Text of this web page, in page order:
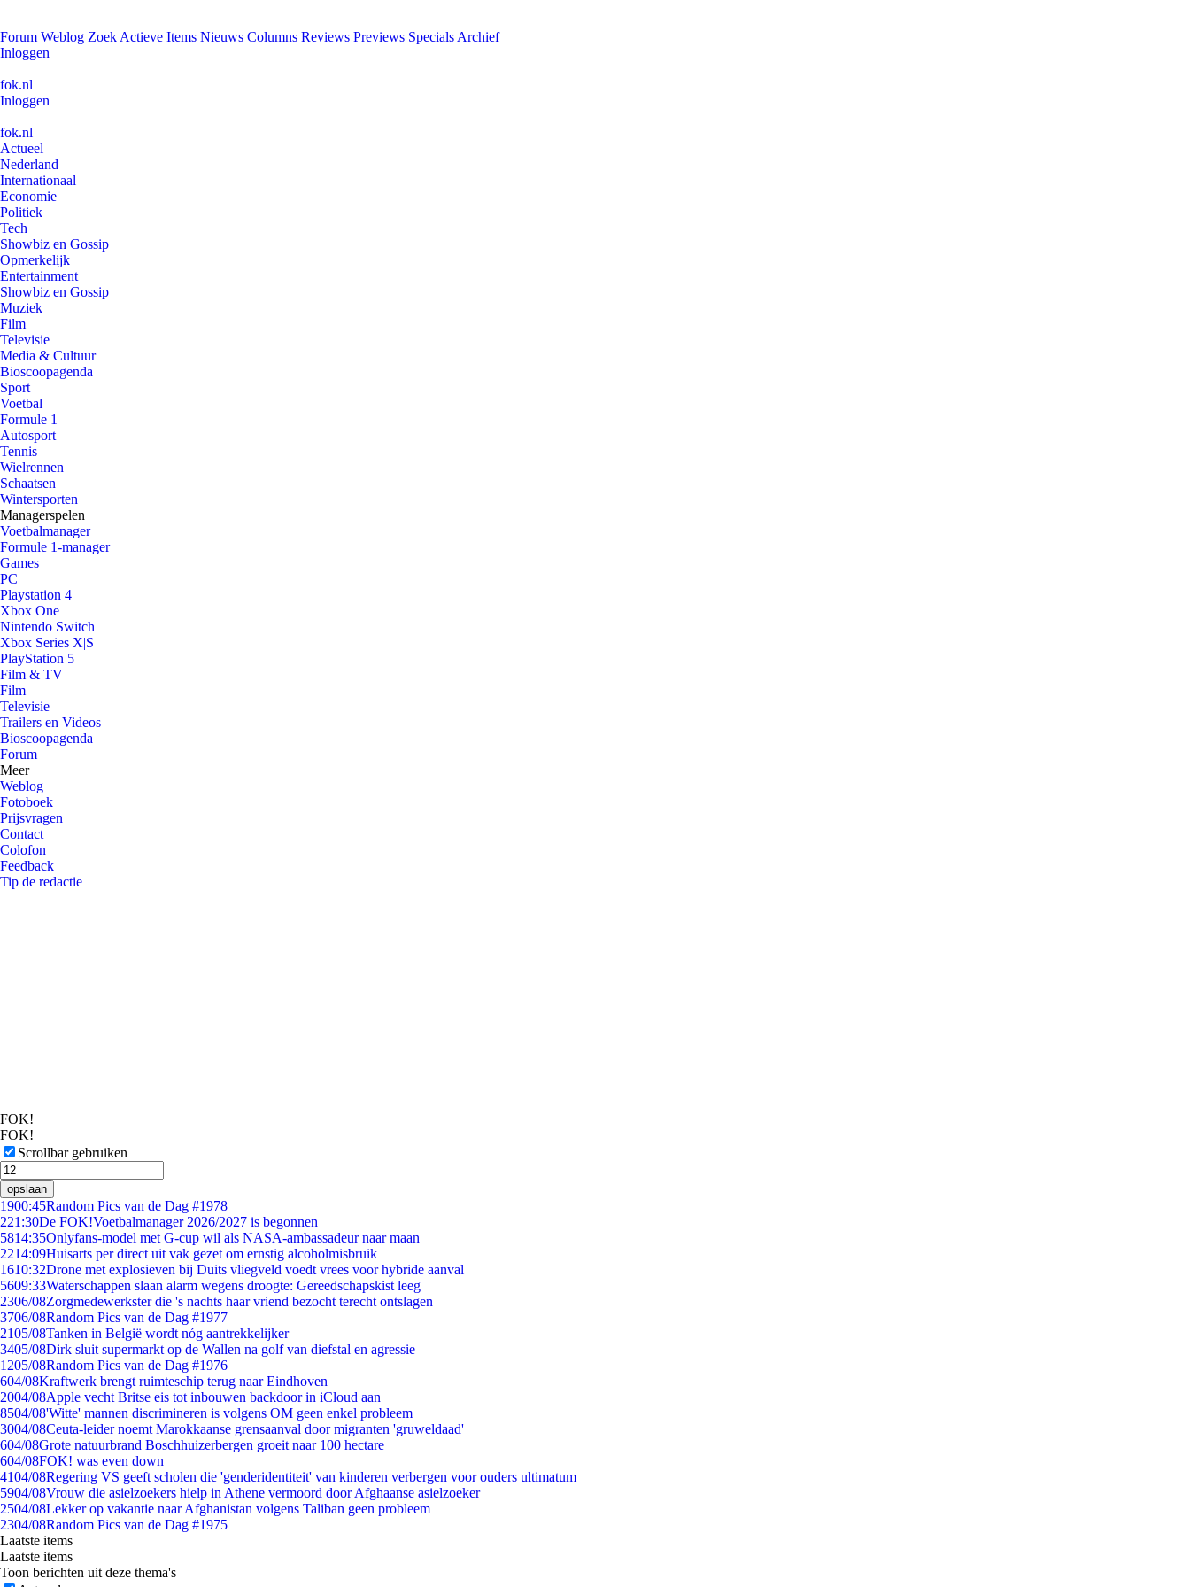
Forum Weblog Zoek Actieve Items Nieuws Columns Reviews Previews Specials Archief
Inloggen
fok.nl
Inloggen
fok.nl
Actueel
Nederland
Internationaal
Economie
Politiek
Tech
Showbiz en Gossip
Opmerkelijk
Entertainment
Showbiz en Gossip
Muziek
Film
Televisie
Media & Cultuur
Bioscoopagenda
Sport
Voetbal
Formule 1
Autosport
Tennis
Wielrennen
Schaatsen
Wintersporten
Managerspelen
Voetbalmanager
Formule 1-manager
Games
PC
Playstation 4
Xbox One
Nintendo Switch
Xbox Series X|S
PlayStation 5
Film & TV
Film
Televisie
Trailers en Videos
Bioscoopagenda
Forum
Meer
Weblog
Fotoboek
Prijsvragen
Contact
Colofon
Feedback
Tip de redactie
FOK!
FOK!
Scrollbar gebruiken
opslaan
1900:45Random Pics van de Dag #1978
221:30De FOK!Voetbalmanager 2026/2027 is begonnen
5814:35Onlyfans-model met G-cup wil als NASA-ambassadeur naar maan
2214:09Huisarts per direct uit vak gezet om ernstig alcoholmisbruik
1610:32Drone met explosieven bij Duits vliegveld voedt vrees voor hybride aanval
5609:33Waterschappen slaan alarm wegens droogte: Gereedschapskist leeg
2306/08Zorgmedewerkster die 's nachts haar vriend bezocht terecht ontslagen
3706/08Random Pics van de Dag #1977
2105/08Tanken in België wordt nóg aantrekkelijker
3405/08Dirk sluit supermarkt op de Wallen na golf van diefstal en agressie
1205/08Random Pics van de Dag #1976
604/08Kraftwerk brengt ruimteschip terug naar Eindhoven
2004/08Apple vecht Britse eis tot inbouwen backdoor in iCloud aan
8504/08'Witte' mannen discrimineren is volgens OM geen enkel probleem
3004/08Ceuta-leider noemt Marokkaanse grensaanval door migranten 'gruweldaad'
604/08Grote natuurbrand Boschhuizerbergen groeit naar 100 hectare
604/08FOK! was even down
4104/08Regering VS geeft scholen die 'genderidentiteit' van kinderen verbergen voor ouders ultimatum
5904/08Vrouw die asielzoekers hielp in Athene vermoord door Afghaanse asielzoeker
2504/08Lekker op vakantie naar Afghanistan volgens Taliban geen probleem
2304/08Random Pics van de Dag #1975
Laatste items
Laatste items
Toon berichten uit deze thema's